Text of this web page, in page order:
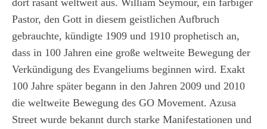
Pastor, den Gott in diesem geistlichen Aufbruch
gebrauchte, kündigte 1909 und 1910 prophetisch an,
dass in 100 Jahren eine große weltweite Bewegung der
Verkündigung des Evangeliums beginnen wird. Exakt
100 Jahre später begann in den Jahren 2009 und 2010
die weltweite Bewegung des GO Movement. Azusa
Street wurde bekannt durch starke Manifestationen und